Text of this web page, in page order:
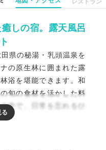
しの宿。露天風呂
県の秘湯・乳頭温泉を
の原生林に囲まれた露
浴を堪能できます。和
旬の食材を活かした料
中で、日常を忘れるひ